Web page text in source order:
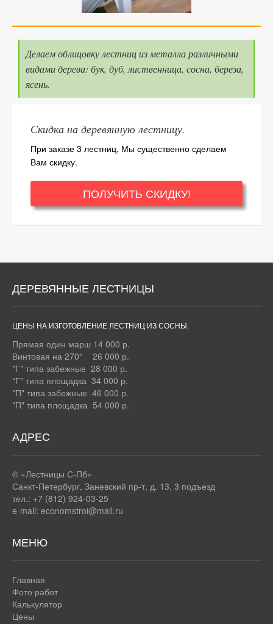
Делаем облицовку лестниц из металла различными
видами дерева: бук, дуб, лиственница, сосна, береза,
ясень.
Скидка на деревянную лестницу.
При заказе 3 лестниц, Мы существенно сделаем
Вам скидку.
ПОЛУЧИТЬ СКИДКУ!
ДЕРЕВЯННЫЕ ЛЕСТНИЦЫ
ЦЕНЫ НА ИЗГОТОВЛЕНИЕ ЛЕСТНИЦ ИЗ СОСНЫ.
Прямая один марш 14 000 р.
Винтовая на 270° 26 000 р.
"Г" типа забежные 28 000 р.
"Г" типа площадка 34 000 р.
"П" типа забежные 46 000 р.
"П" типа площадка 54 000 р.
АДРЕС
© «Лестницы С-Пб»
Санкт-Петербург, Заневский пр-т, д. 13, 3 подъезд
тел.: +7 (812) 924-03-25
e-mail: economstroi@mail.ru
МЕНЮ
Главная
Фото работ
Калькулятор
Цены